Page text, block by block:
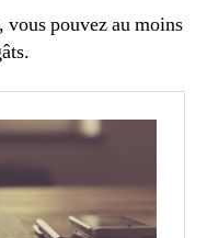
pouvez au moins